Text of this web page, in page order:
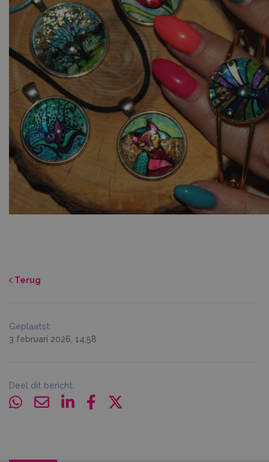
Terug
Geplaatst:
3 februari 2026, 14:58
Deel dit bericht: